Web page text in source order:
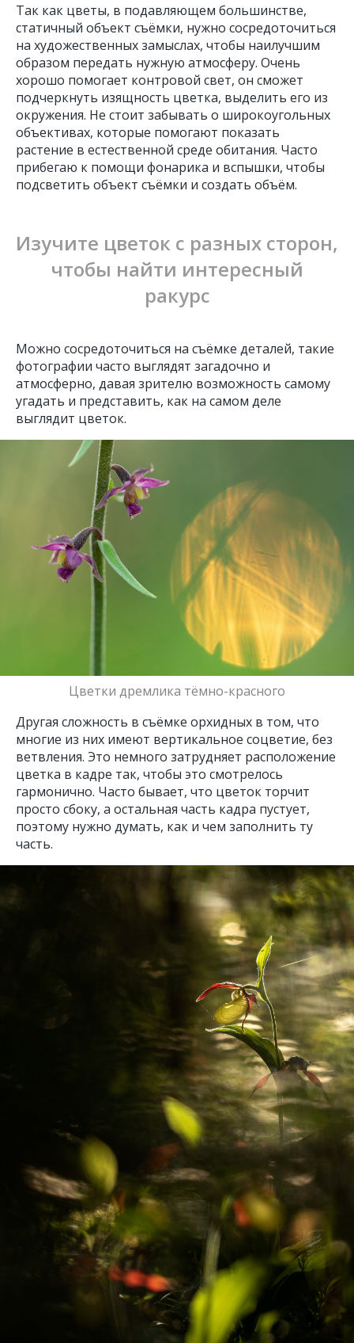
Так как цветы, в подавляющем большинстве,
статичный объект съёмки, нужно сосредоточиться
на художественных замыслах, чтобы наилучшим
образом передать нужную атмосферу. Очень
хорошо помогает контровой свет, он сможет
подчеркнуть изящность цветка, выделить его из
окружения. Не стоит забывать о широкоугольных
объективах, которые помогают показать
растение в естественной среде обитания. Часто
прибегаю к помощи фонарика и вспышки, чтобы
подсветить объект съёмки и создать объём.
Изучите цветок с разных сторон,
чтобы найти интересный
ракурс
Можно сосредоточиться на съёмке деталей, такие
фотографии часто выглядят загадочно и
атмосферно, давая зрителю возможность самому
угадать и представить, как на самом деле
выглядит цветок.
Цветки дремлика тёмно-красного
Другая сложность в съёмке орхидных в том, что
многие из них имеют вертикальное соцветие, без
ветвления. Это немного затрудняет расположение
цветка в кадре так, чтобы это смотрелось
гармонично. Часто бывает, что цветок торчит
просто сбоку, а остальная часть кадра пустует,
поэтому нужно думать, как и чем заполнить ту
часть.